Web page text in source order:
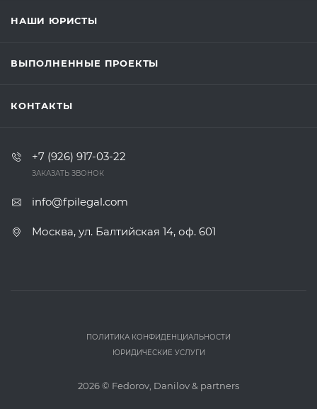
НАШИ ЮРИСТЫ
ВЫПОЛНЕННЫЕ ПРОЕКТЫ
КОНТАКТЫ
+7 (926) 917-03-22
ЗАКАЗАТЬ ЗВОНОК
info@fpilegal.com
Москва, ул. Балтийская 14, оф. 601
ПОЛИТИКА КОНФИДЕНЦИАЛЬНОСТИ
ЮРИДИЧЕСКИЕ УСЛУГИ
2026 © Fedorov, Danilov & partners